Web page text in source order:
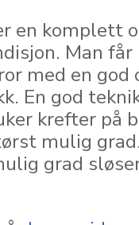
en komplett
Man
med en god
En god
krefter på
mulig
grad